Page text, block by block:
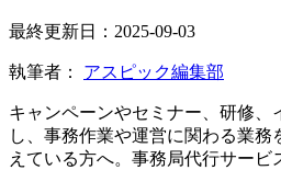
最終更新日：2025-09-03
執筆者： アスピック編集部
キャンペーンやセミナー、研修、
し、事務作業や運営に関わる業
えている方へ。事務局代行サー